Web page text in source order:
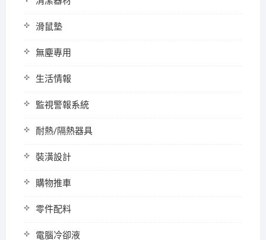
滑鼠墊
無塵專用
生活情報
監視警報系統
耐熱/隔熱器具
裝潢設計
購物推車
零件配料
電腦冷卻液